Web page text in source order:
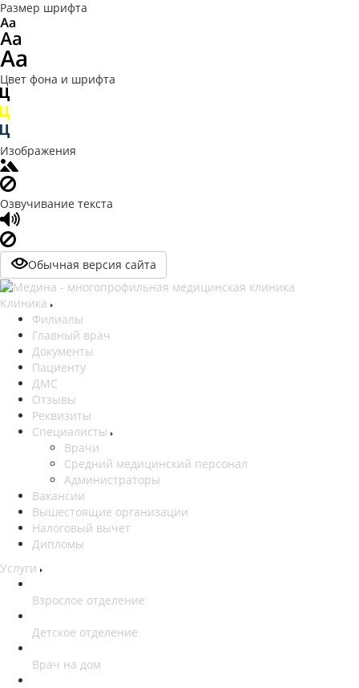
Размер шрифта
Цвет фона и шрифта
Изображения
Озвучивание текста
Обычная версия сайта
Клиника
Филиалы
Главный врач
Документы
Пациенту
ДМС
Отзывы
Реквизиты
Специалисты
Врачи
Средний медицинский персонал
Администраторы
Вакансии
Вышестоящие организации
Налоговый вычет
Дипломы
Услуги
Взрослое отделение
Детское отделение
Врач на дом